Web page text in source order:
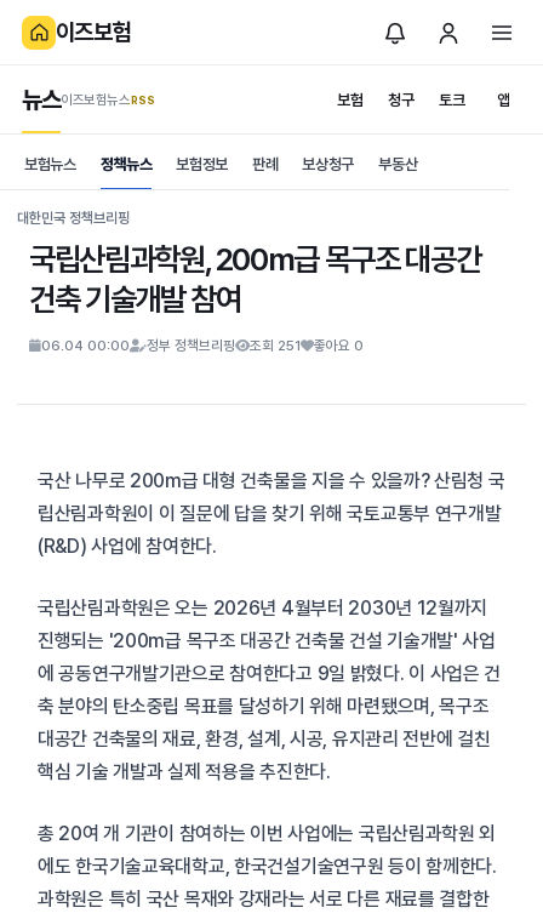
이즈보험
보험 청구
뉴스이즈보험뉴스.RSS 토크 앱
is보험
News
보험뉴스 정책뉴스 보험정보 판례 보상청구 부동산
대한민국 정책브리핑
국립산림과학원, 200m급 목구조 대공간
건축 기술개발 참여
06.04 00:00 정부 정책브리핑 조회 251 좋아요 0
국산 나무로 200m급 대형 건축물을 지을 수 있을까? 산림청 국
립산림과학원이 이 질문에 답을 찾기 위해 국토교통부 연구개발
(R&D) 사업에 참여한다.
국립산림과학원은 오는 2026년 4월부터 2030년 12월까지
진행되는 '200m급 목구조 대공간 건축물 건설 기술개발' 사업
에 공동연구개발기관으로 참여한다고 9일 밝혔다. 이 사업은 건
축 분야의 탄소중립 목표를 달성하기 위해 마련됐으며, 목구조
대공간 건축물의 재료, 환경, 설계, 시공, 유지관리 전반에 걸친
핵심 기술 개발과 실제 적용을 추진한다.
총 20여 개 기관이 참여하는 이번 사업에는 국립산림과학원 외
에도 한국기술교육대학교, 한국건설기술연구원 등이 함께한다.
과학원은 특히 국산 목재와 강재라는 서로 다른 재료를 결합한